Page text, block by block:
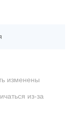
изменены
из-за